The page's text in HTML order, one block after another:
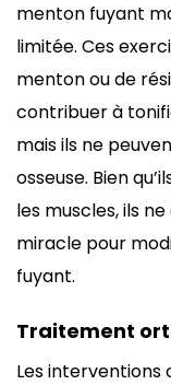
menton fuyant
limitée. Ces
menton ou de
contribuer à
mais ils ne
osseuse. Bien
les muscles, ils
miracle pour
fuyant.
Traitement
Les